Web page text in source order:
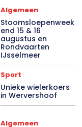
Algemeen
Stoomsloepenweek
end 15 & 16
augustus en
Rondvaarten
IJsselmeer
Sport
Unieke wielerkoers
in Wervershoof
Algemeen